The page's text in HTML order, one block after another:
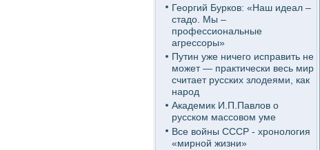
Георгий Бурков: «Наш идеал –
стадо. Мы –
профессиональные
агрессоры»
Путин уже ничего исправить не
может — практически весь мир
считает русских злодеями, как
народ
Академик И.П.Павлов о
русском массовом уме
Все войны СССР - хронология
«мирной жизни»